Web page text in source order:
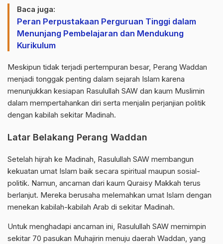
Baca juga:
Peran Perpustakaan Perguruan Tinggi dalam
Menunjang Pembelajaran dan Mendukung
Kurikulum
Meskipun tidak terjadi pertempuran besar, Perang Waddan
menjadi tonggak penting dalam sejarah Islam karena
menunjukkan kesiapan Rasulullah SAW dan kaum Muslimin
dalam mempertahankan diri serta menjalin perjanjian politik
dengan kabilah sekitar Madinah.
Latar Belakang Perang Waddan
Setelah hijrah ke Madinah, Rasulullah SAW membangun
kekuatan umat Islam baik secara spiritual maupun sosial-
politik. Namun, ancaman dari kaum Quraisy Makkah terus
berlanjut. Mereka berusaha melemahkan umat Islam dengan
menekan kabilah-kabilah Arab di sekitar Madinah.
Untuk menghadapi ancaman ini, Rasulullah SAW memimpin
sekitar 70 pasukan Muhajirin menuju daerah Waddan, yang